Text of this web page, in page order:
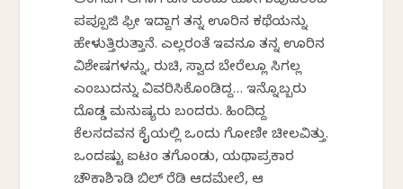
ಪಪ್ಪೂಜಿ ಫ್ರೀ ಇದ್ದಾಗ ತನ್ನ ಊರಿನ ಕಥೆಯನ್ನು
ಹೇಳುತ್ತಿರುತ್ತಾನೆ. ಎಲ್ಲರಂತೆ ಇವನೂ ತನ್ನ ಊರಿನ
ವಿಶೇಷಗಳನ್ನು, ರುಚಿ, ಸ್ವಾದ ಬೇರೆಲ್ಲೂ ಸಿಗಲ್ಲ
ಎಂಬುದನ್ನು ವಿವರಿಸಿಕೊಂಡಿದ್ದ… ಇನ್ನೊಬ್ಬರು
ದೊಡ್ಡ ಮನುಷ್ಯರು ಬಂದರು. ಹಿಂದಿದ್ದ
ಕೆಲಸದವನ ಕೈಯಲ್ಲಿ ಒಂದು ಗೋಣೀ ಚೀಲವಿತ್ತು.
ಒಂದಷ್ಟು ಐಟಂ ತಗೊಂಡು, ಯಥಾಪ್ರಕಾರ
ಚೌಕಾಶಿ ಮಾಡಿ ಬಿಲ್ ರೆಡಿ ಆದಮೇಲೆ, ಆ